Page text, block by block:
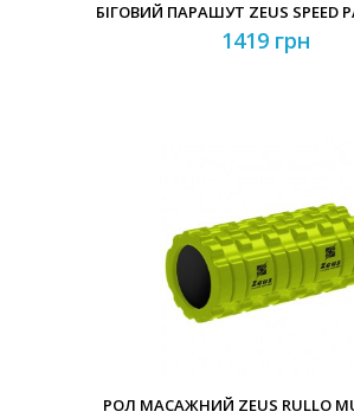
БІГОВИЙ ПАРАШУТ ZEUS SPEED
1419 грн
РОЛ МАСАЖНИЙ ZEUS RULLO